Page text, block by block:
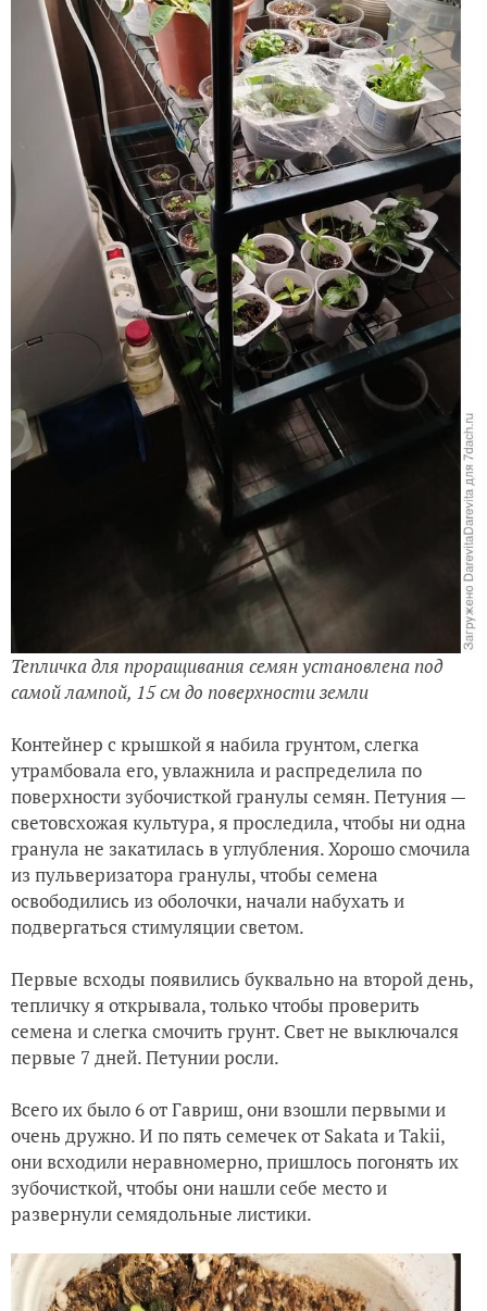
Тепличка для проращивания семян установлена под
самой лампой, 15 см до поверхности земли
Контейнер с крышкой я набила грунтом, слегка
утрамбовала его, увлажнила и распределила по
поверхности зубочисткой гранулы семян. Петуния —
световсхожая культура, я проследила, чтобы ни одна
гранула не закатилась в углубления. Хорошо смочила
из пульверизатора гранулы, чтобы семена
освободились из оболочки, начали набухать и
подвергаться стимуляции светом.
Первые всходы появились буквально на второй день,
тепличку я открывала, только чтобы проверить
семена и слегка смочить грунт. Свет не выключался
первые 7 дней. Петунии росли.
Всего их было 6 от Гавриш, они взошли первыми и
очень дружно. И по пять семечек от Sakata и Takii,
они всходили неравномерно, пришлось погонять их
зубочисткой, чтобы они нашли себе место и
развернули семядольные листики.